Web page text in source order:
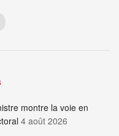
montre la voie en
4 août 2026